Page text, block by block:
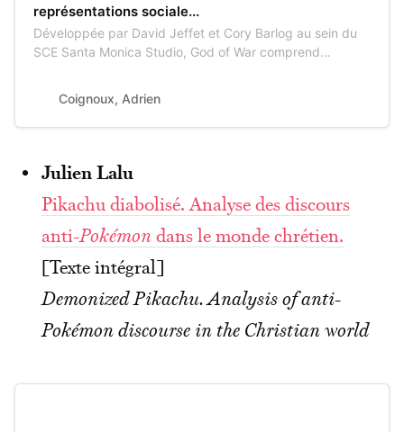
représentations sociale...
Développée par David Jeffet et Cory Barlog au sein du
SCE Santa Monica Studio, God of War comprend
Coignoux, Adrien
Julien Lalu
Pikachu diabolisé. Analyse des discours
anti-Pokémondans le monde chrétien.
[Texte intégral]
Demonized Pikachu. Analysis of anti-
Pokémon discourse in the Christian world